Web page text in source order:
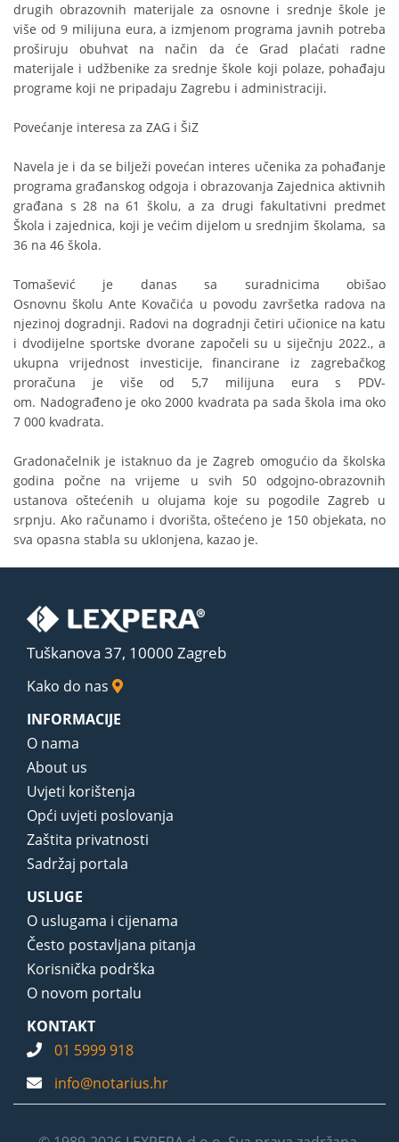
drugih obrazovnih materijale za osnovne i srednje škole je
više od 9 milijuna eura, a izmjenom programa javnih potreba
proširuju obuhvat na način da će Grad plaćati radne
materijale i udžbenike za srednje škole koji polaze, pohađaju
programe koji ne pripadaju Zagrebu i administraciji.
Povećanje interesa za ZAG i ŠiZ
Navela je i da se bilježi povećan interes učenika za pohađanje
programa građanskog odgoja i obrazovanja Zajednica aktivnih
građana s 28 na 61 školu, a za drugi fakultativni predmet
Škola i zajednica, koji je većim dijelom u srednjim školama, sa
36 na 46 škola.
Tomašević je danas sa suradnicima obišao
Osnovnu školu Ante Kovačića u povodu završetka radova na
njezinoj dogradnji. Radovi na dogradnji četiri učionice na katu
i dvodijelne sportske dvorane započeli su u siječnju 2022., a
ukupna vrijednost investicije, financirane iz zagrebačkog
proračuna je više od 5,7 milijuna eura s PDV-
om. Nadograđeno je oko 2000 kvadrata pa sada škola ima oko
7 000 kvadrata.
Gradonačelnik je istaknuo da je Zagreb omogućio da školska
godina počne na vrijeme u svih 50 odgojno-obrazovnih
ustanova oštećenih u olujama koje su pogodile Zagreb u
srpnju. Ako računamo i dvorišta, oštećeno je 150 objekata, no
sva opasna stabla su uklonjena, kazao je.
Tuškanova 37, 10000 Zagreb
Kako do nas
INFORMACIJE
O nama
About us
Uvjeti korištenja
Opći uvjeti poslovanja
Zaštita privatnosti
Sadržaj portala
USLUGE
O uslugama i cijenama
Često postavljana pitanja
Korisnička podrška
O novom portalu
KONTAKT
01 5999 918
info@notarius.hr